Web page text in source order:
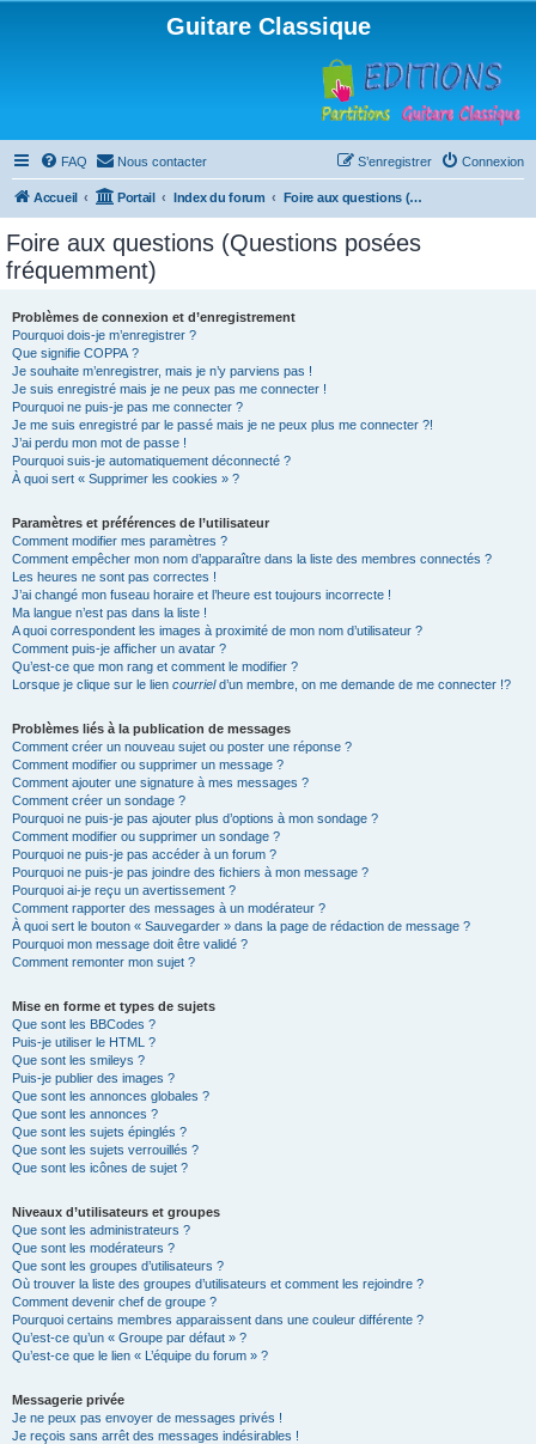
Guitare Classique
FAQ Nous contacter Connexion
S’enregistrer
Accueil Portail Index du forum Foire aux questions (Questions posées fréquemment)
Foire aux questions (Questions posées
fréquemment)
Problèmes de connexion et d’enregistrement
Pourquoi dois-je m’enregistrer ?
Que signifie COPPA ?
Je souhaite m’enregistrer, mais je n’y parviens pas !
Je suis enregistré mais je ne peux pas me connecter !
Pourquoi ne puis-je pas me connecter ?
Je me suis enregistré par le passé mais je ne peux plus me connecter ?!
J’ai perdu mon mot de passe !
Pourquoi suis-je automatiquement déconnecté ?
À quoi sert « Supprimer les cookies » ?
Paramètres et préférences de l’utilisateur
Comment modifier mes paramètres ?
Comment empêcher mon nom d’apparaître dans la liste des membres connectés ?
Les heures ne sont pas correctes !
J’ai changé mon fuseau horaire et l’heure est toujours incorrecte !
Ma langue n’est pas dans la liste !
A quoi correspondent les images à proximité de mon nom d’utilisateur ?
Comment puis-je afficher un avatar ?
Qu’est-ce que mon rang et comment le modifier ?
Lorsque je clique sur le lien courrield’un membre, on me demande de me connecter !?
Problèmes liés à la publication de messages
Comment créer un nouveau sujet ou poster une réponse ?
Comment modifier ou supprimer un message ?
Comment ajouter une signature à mes messages ?
Comment créer un sondage ?
Pourquoi ne puis-je pas ajouter plus d’options à mon sondage ?
Comment modifier ou supprimer un sondage ?
Pourquoi ne puis-je pas accéder à un forum ?
Pourquoi ne puis-je pas joindre des fichiers à mon message ?
Pourquoi ai-je reçu un avertissement ?
Comment rapporter des messages à un modérateur ?
À quoi sert le bouton « Sauvegarder » dans la page de rédaction de message ?
Pourquoi mon message doit être validé ?
Comment remonter mon sujet ?
Mise en forme et types de sujets
Que sont les BBCodes ?
Puis-je utiliser le HTML ?
Que sont les smileys ?
Puis-je publier des images ?
Que sont les annonces globales ?
Que sont les annonces ?
Que sont les sujets épinglés ?
Que sont les sujets verrouillés ?
Que sont les icônes de sujet ?
Niveaux d’utilisateurs et groupes
Que sont les administrateurs ?
Que sont les modérateurs ?
Que sont les groupes d’utilisateurs ?
Où trouver la liste des groupes d’utilisateurs et comment les rejoindre ?
Comment devenir chef de groupe ?
Pourquoi certains membres apparaissent dans une couleur différente ?
Qu’est-ce qu’un « Groupe par défaut » ?
Qu’est-ce que le lien « L’équipe du forum » ?
Messagerie privée
Je ne peux pas envoyer de messages privés !
Je reçois sans arrêt des messages indésirables !